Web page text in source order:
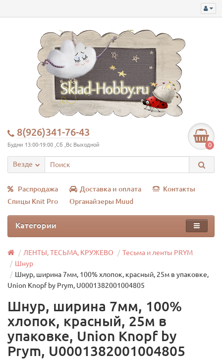
8(926)341-76-43
Будни 13:00-19:00 ,Сб ,Вс Выходной 0
Везде
Распродажа Доставка и оплата
Контакты
Спицы Knit Pro
Органайзеры Muud
Категории
ЛЕНТЫ, ТЕСЬМА, КРУЖЕВО
Тесьма и ленты PRYM
Шнур
Шнур, ширина 7мм, 100% хлопок, красный, 25м в упаковке,
Union Knopf by Prym, U0001382001004805
Шнур, ширина 7мм, 100%
хлопок, красный, 25м в
упаковке, Union Knopf by
Prym, U0001382001004805